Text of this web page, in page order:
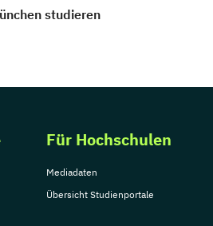
studieren
Für Hochschulen
Mediadaten
Übersicht Studienportale